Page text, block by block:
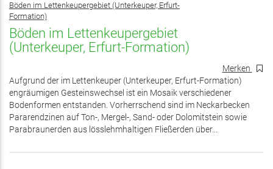
Böden im Lettenkeupergebiet (Unterkeuper, Erfurt-
Formation)
Böden im Lettenkeupergebiet
(Unterkeuper, Erfurt-Formation)
Merken
Aufgrund der im Lettenkeuper (Unterkeuper, Erfurt-Formation)
engräumigen Gesteinswechsel ist ein Mosaik verschiedener
Bodenformen entstanden. Vorherrschend sind im Neckarbecken
Pararendzinen auf Ton-, Mergel-, Sand- oder Dolomitstein sowie
Parabraunerden aus lösslehmhaltigen Fließerden über...